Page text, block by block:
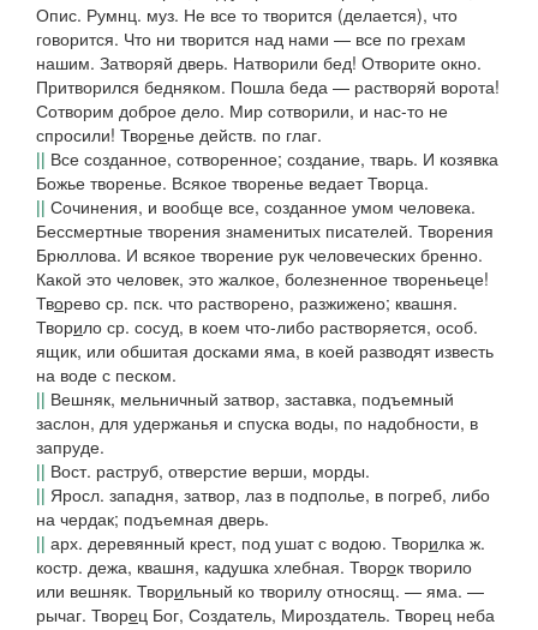
Опис. Румнц. муз. Не все то творится (делается), что
говорится. Что ни творится над нами — все по грехам
нашим. Затворяй дверь. Натворили бед! Отворите окно.
Притворился бедняком. Пошла беда — растворяй ворота!
Сотворим доброе дело. Мир сотворили, и нас-то не
спросили! Творенье действ. по глаг.
|| Все созданное, сотворенное; создание, тварь. И козявка
Божье творенье. Всякое творенье ведает Творца.
|| Сочинения, и вообще все, созданное умом человека.
Бессмертные творения знаменитых писателей. Творения
Брюллова. И всякое творение рук человеческих бренно.
Какой это человек, это жалкое, болезненное твореньеце!
Творево ср. пск. что растворено, разжижено; квашня.
Творило ср. сосуд, в коем что-либо растворяется, особ.
ящик, или обшитая досками яма, в коей разводят известь
на воде с песком.
|| Вешняк, мельничный затвор, заставка, подъемный
заслон, для удержанья и спуска воды, по надобности, в
запруде.
|| Вост. раструб, отверстие верши, морды.
|| Яросл. западня, затвор, лаз в подполье, в погреб, либо
на чердак; подъемная дверь.
|| арх. деревянный крест, под ушат с водою. Творилка ж.
костр. дежа, квашня, кадушка хлебная. Творок творило
или вешняк. Творильный ко творилу относящ. — яма. —
рычаг. Творец Бог, Создатель, Мироздатель. Творец неба